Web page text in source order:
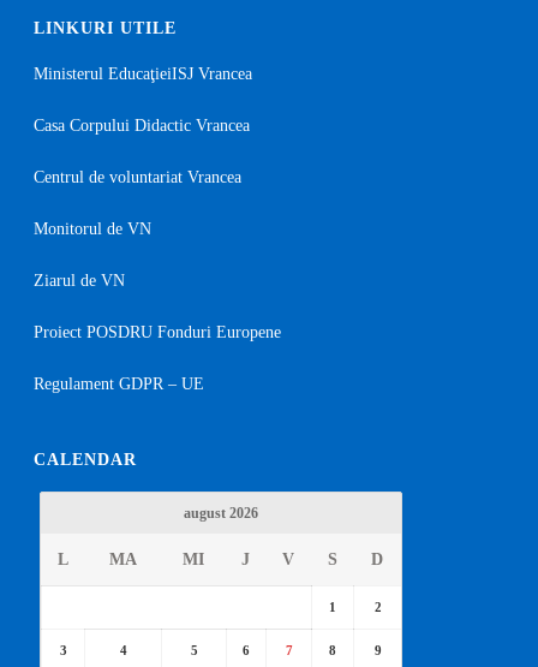
LINKURI UTILE
Ministerul EducaţieiISJ Vrancea
Casa Corpului Didactic Vrancea
Centrul de voluntariat Vrancea
Monitorul de VN
Ziarul de VN
Proiect POSDRU Fonduri Europene
Regulament GDPR – UE
CALENDAR
august 2026
L MA MI J V S D
1 2
3 4 5 6 7 8 9